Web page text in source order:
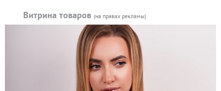
Витрина товаров (на правах рекламы)